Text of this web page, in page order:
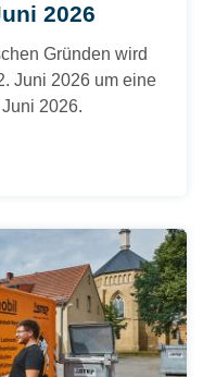
2026
Gründen wird
Juni 2026 um eine
2026.